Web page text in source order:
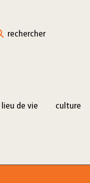
rechercher
lieu de vie culture